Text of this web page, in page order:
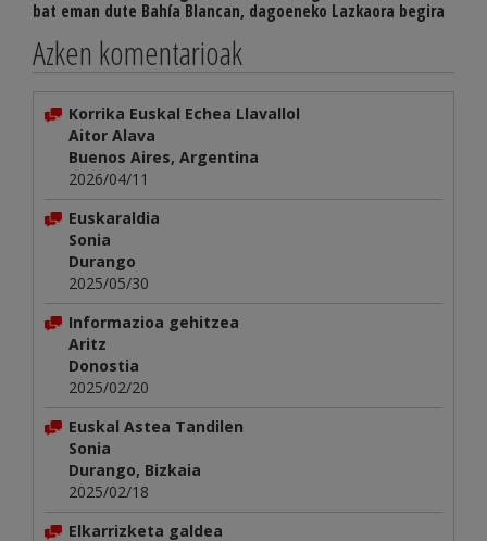
bat eman dute Bahía Blancan, dagoeneko Lazkaora begira
Azken komentarioak
Korrika Euskal Echea Llavallol
Aitor Alava
Buenos Aires, Argentina
2026/04/11
Euskaraldia
Sonia
Durango
2025/05/30
Informazioa gehitzea
Aritz
Donostia
2025/02/20
Euskal Astea Tandilen
Sonia
Durango, Bizkaia
2025/02/18
Elkarrizketa galdea